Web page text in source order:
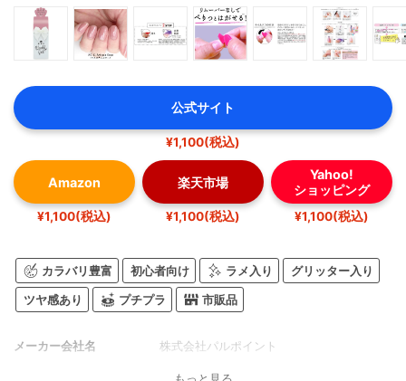
公式サイト
¥1,100(税込)
Amazon
¥1,100(税込)
楽天市場
¥1,100(税込)
Yahoo!
ショッピング
¥1,100(税込)
カラバリ豊富 初心者向け ラメ入り グリッター入り
ツヤ感あり プチプラ 市販品
メーカー会社名 株式会社パルポイント